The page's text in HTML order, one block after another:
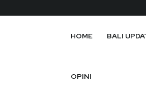
HOME BALI
OPINI